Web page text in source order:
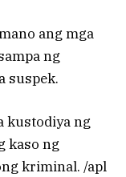
ang mga
ng
suspek.
kustodiya ng
kaso ng
kriminal. /apl